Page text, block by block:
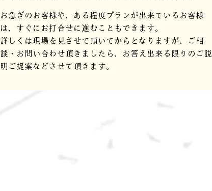
お急ぎのお客様や、ある程度プランが出来ているお客様
は、すぐにお打合せに進むこともできます。
詳しくは現場を見させて頂いてからとなりますが、ご相
談・お問い合わせ頂きましたら、お答え出来る限りのご説
明ご提案などさせて頂きます。